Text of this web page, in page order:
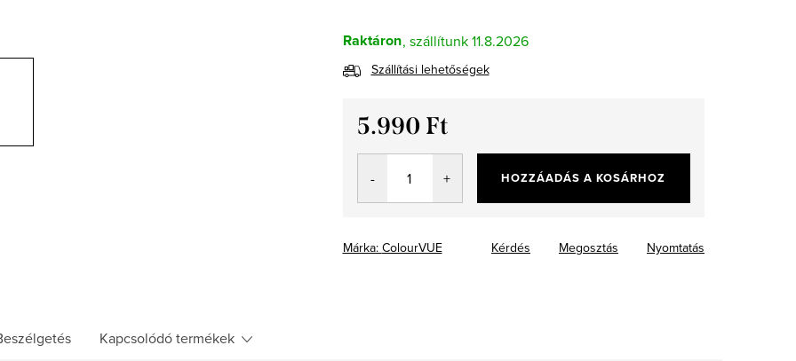
Raktáron 11.8.2026
Szállítási lehetőségek
5.990 Ft
Egységár:
HOZZÁADÁS A KOSÁRHOZ
Márka: ColourVUE Nyomtatás
Kérdés Megosztás
Kapcsolódó termékek